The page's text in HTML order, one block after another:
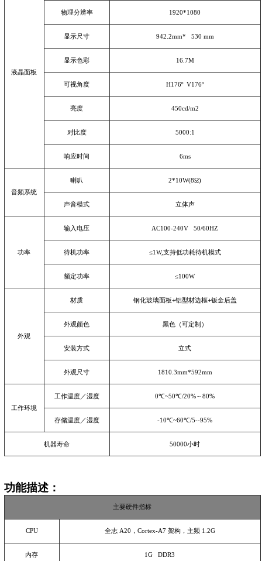
液晶面板
物理分辨率 1920*1080
显示尺寸 942.2mm* 530 mm
显示色彩 16.7M
可视角度 H176ºV176º
亮度 450cd/m2
对比度 5000:1
响应时间 6ms
音频系统
喇叭 2*10W(8Ω)
声音模式 立体声
功率
输入电压 AC100-240V 50/60HZ
待机功率 ≤1W,支持低功耗待机模式
额定功率 ≤100W
外观
材质 钢化玻璃面板+铝型材边框+钣金后盖
外观颜色 黑色（可定制）
安装方式 立式
外观尺寸 1810.3mm*592mm
工作环境
工作温度／湿度 0℃~50℃/20%～80%
存储温度／湿度 -10℃~60℃/5--95%
机器寿命 50000小时
功能描述：
主要硬件指标
CPU 全志A20 ， Cortex-A7 架构，主频1.2G
内存 1G DDR3